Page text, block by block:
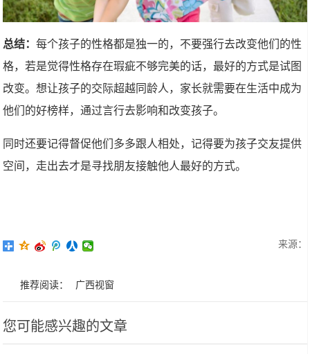
总结：每个孩子的性格都是独一的，不要强行去改变他们的性
格，若是觉得性格存在瑕疵不够完美的话，最好的方式是试图
改变。想让孩子的交际超越同龄人，家长就需要在生活中成为
他们的好榜样，通过言行去影响和改变孩子。
同时还要记得督促他们多多跟人相处，记得要为孩子交友提供
空间，走出去才是寻找朋友接触他人最好的方式。
来源：
推荐阅读： 广西视窗
您可能感兴趣的文章